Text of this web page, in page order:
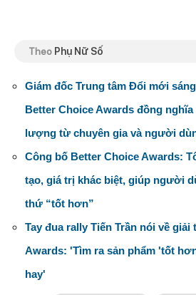
Theo Phụ Nữ Số
Giám đốc Trung tâm Đổi mới
Better Choice Awards đồng
lượng từ chuyên gia và người
Công bố Better Choice Awards:
tạo, giá trị khác biệt, giúp người
thứ “tốt hơn”
Tay đua rally Tiến Trần nói về
Awards: 'Tìm ra sản phẩm 'tốt
hay'